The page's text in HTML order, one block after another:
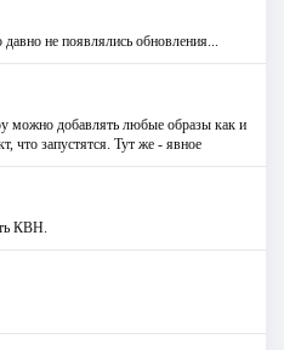
не появлялись обновления...
можно добавлять любые образы как и
что запустятся. Тут же - явное
КВН.